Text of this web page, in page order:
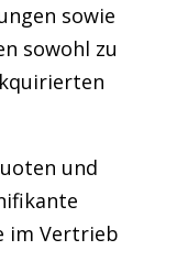
sowie
sowohl zu
und
im Vertrieb